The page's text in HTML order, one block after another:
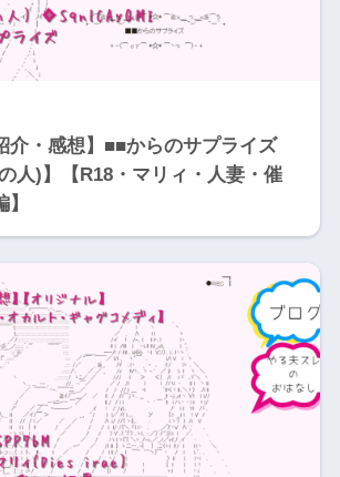
介・感想】■■からのサプライズ
人)】【R18・マリィ・人妻・催